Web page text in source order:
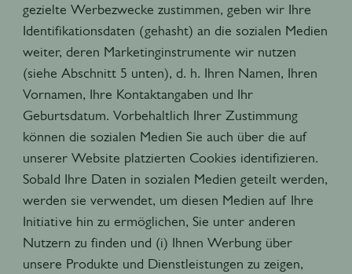
gezielte Werbezwecke zustimmen, geben wir Ihre
Identifikationsdaten (gehasht) an die sozialen Medien
weiter, deren Marketinginstrumente wir nutzen
(siehe Abschnitt 5 unten), d. h. Ihren Namen, Ihren
Vornamen, Ihre Kontaktangaben und Ihr
Geburtsdatum. Vorbehaltlich Ihrer Zustimmung
können die sozialen Medien Sie auch über die auf
unserer Website platzierten Cookies identifizieren.
Sobald Ihre Daten in sozialen Medien geteilt werden,
werden sie verwendet, um diesen Medien auf Ihre
Initiative hin zu ermöglichen, Sie unter anderen
Nutzern zu finden und (i) Ihnen Werbung über
unsere Produkte und Dienstleistungen zu zeigen,